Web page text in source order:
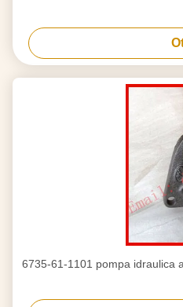
6735-61-1101 pompa idraulica